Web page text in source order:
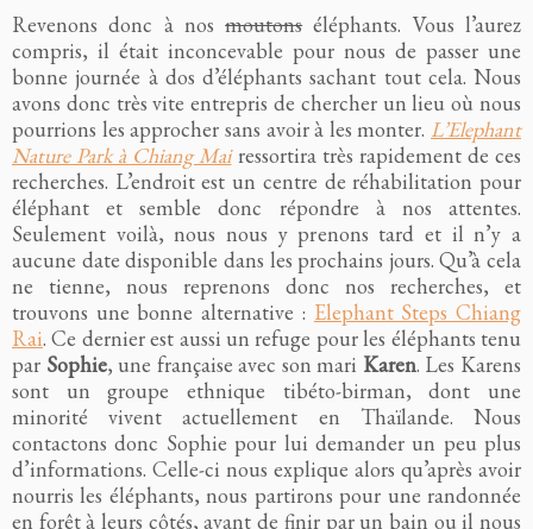
Revenons donc à nosmoutonséléphants. Vous l’aurez
compris, il était inconcevable pour nous de passer une
bonne journée à dos d’éléphants sachant tout cela. Nous
avons donc très vite entrepris de chercher un lieu où nous
pourrions les approcher sans avoir à les monter. L’Elephant
Nature Park à Chiang Mairessortira très rapidement de ces
recherches. L’endroit est un centre de réhabilitation pour
éléphant et semble donc répondre à nos attentes.
Seulement voilà, nous nous y prenons tard et il n’y a
aucune date disponible dans les prochains jours. Qu’à cela
ne tienne, nous reprenons donc nos recherches, et
trouvons une bonne alternative : Elephant Steps Chiang
Rai. Ce dernier est aussi un refuge pour les éléphants tenu
par Sophie, une française avec son mari Karen. Les Karens
sont un groupe ethnique tibéto-birman, dont une
minorité vivent actuellement en Thaïlande. Nous
contactons donc Sophie pour lui demander un peu plus
d’informations. Celle-ci nous explique alors qu’après avoir
nourris les éléphants, nous partirons pour une randonnée
en forêt à leurs côtés, avant de finir par un bain ou il nous